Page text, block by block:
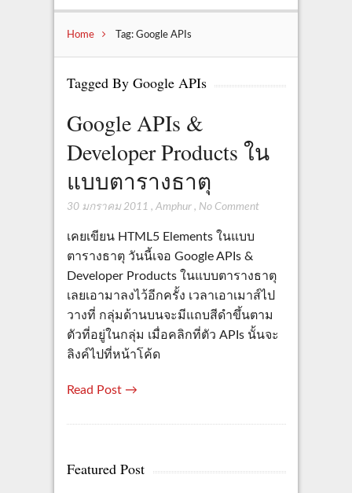
Home Tag: Google APIs
Tagged By Google APIs
Google APIs &
Developer Products ใน
แบบตารางธาตุ
30 มกราคม 2011 , Amphur, No Comment
เคยเขียน HTML5 Elements ในแบบ
ตารางธาตุ วันนี้เจอ Google APIs &
Developer Products ในแบบตารางธาตุ
เลยเอามาลงไว้อีกครั้ง เวลาเอาเมาส์ไป
วางที่ กลุ่มด้านบนจะมีแถบสีดำขึ้นตาม
ตัวที่อยู่ในกลุ่ม เมื่อคลิกที่ตัว APIs นั้นจะ
ลิงค์ไปที่หน้าโค้ด
Read Post →
Featured Post